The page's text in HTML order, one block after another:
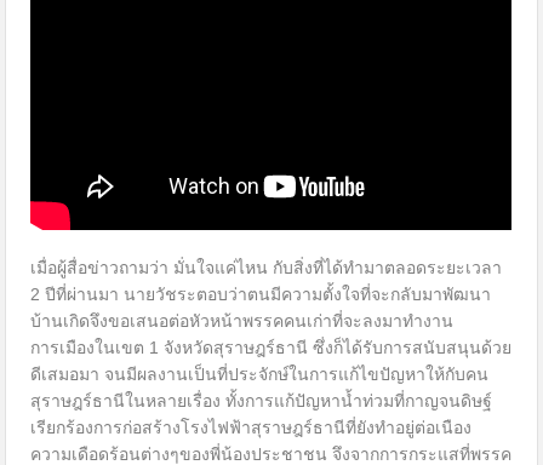
เมื่อผู้สื่อข่าวถามว่า มั่นใจแค่ไหน กับสิ่งที่ได้ทำมาตลอดระยะเวลา
2 ปีที่ผ่านมา นายวัชระตอบว่าตนมีความตั้งใจที่จะกลับมาพัฒนา
บ้านเกิดจึงขอเสนอต่อหัวหน้าพรรคคนเก่าที่จะลงมาทำงาน
การเมืองในเขต 1 จังหวัดสุราษฎร์ธานี ซึ่งก็ได้รับการสนับสนุนด้วย
ดีเสมอมา จนมีผลงานเป็นที่ประจักษ์ในการแก้ไขปัญหาให้กับคน
สุราษฎร์ธานีในหลายเรื่อง ทั้งการแก้ปัญหาน้ำท่วมที่กาญจนดิษฐ์
เรียกร้องการก่อสร้างโรงไฟฟ้าสุราษฎร์ธานีที่ยังทำอยู่ต่อเนือง
ความเดือดร้อนต่างๆของพี่น้องประชาชน จึงจากการกระแสที่พรรค